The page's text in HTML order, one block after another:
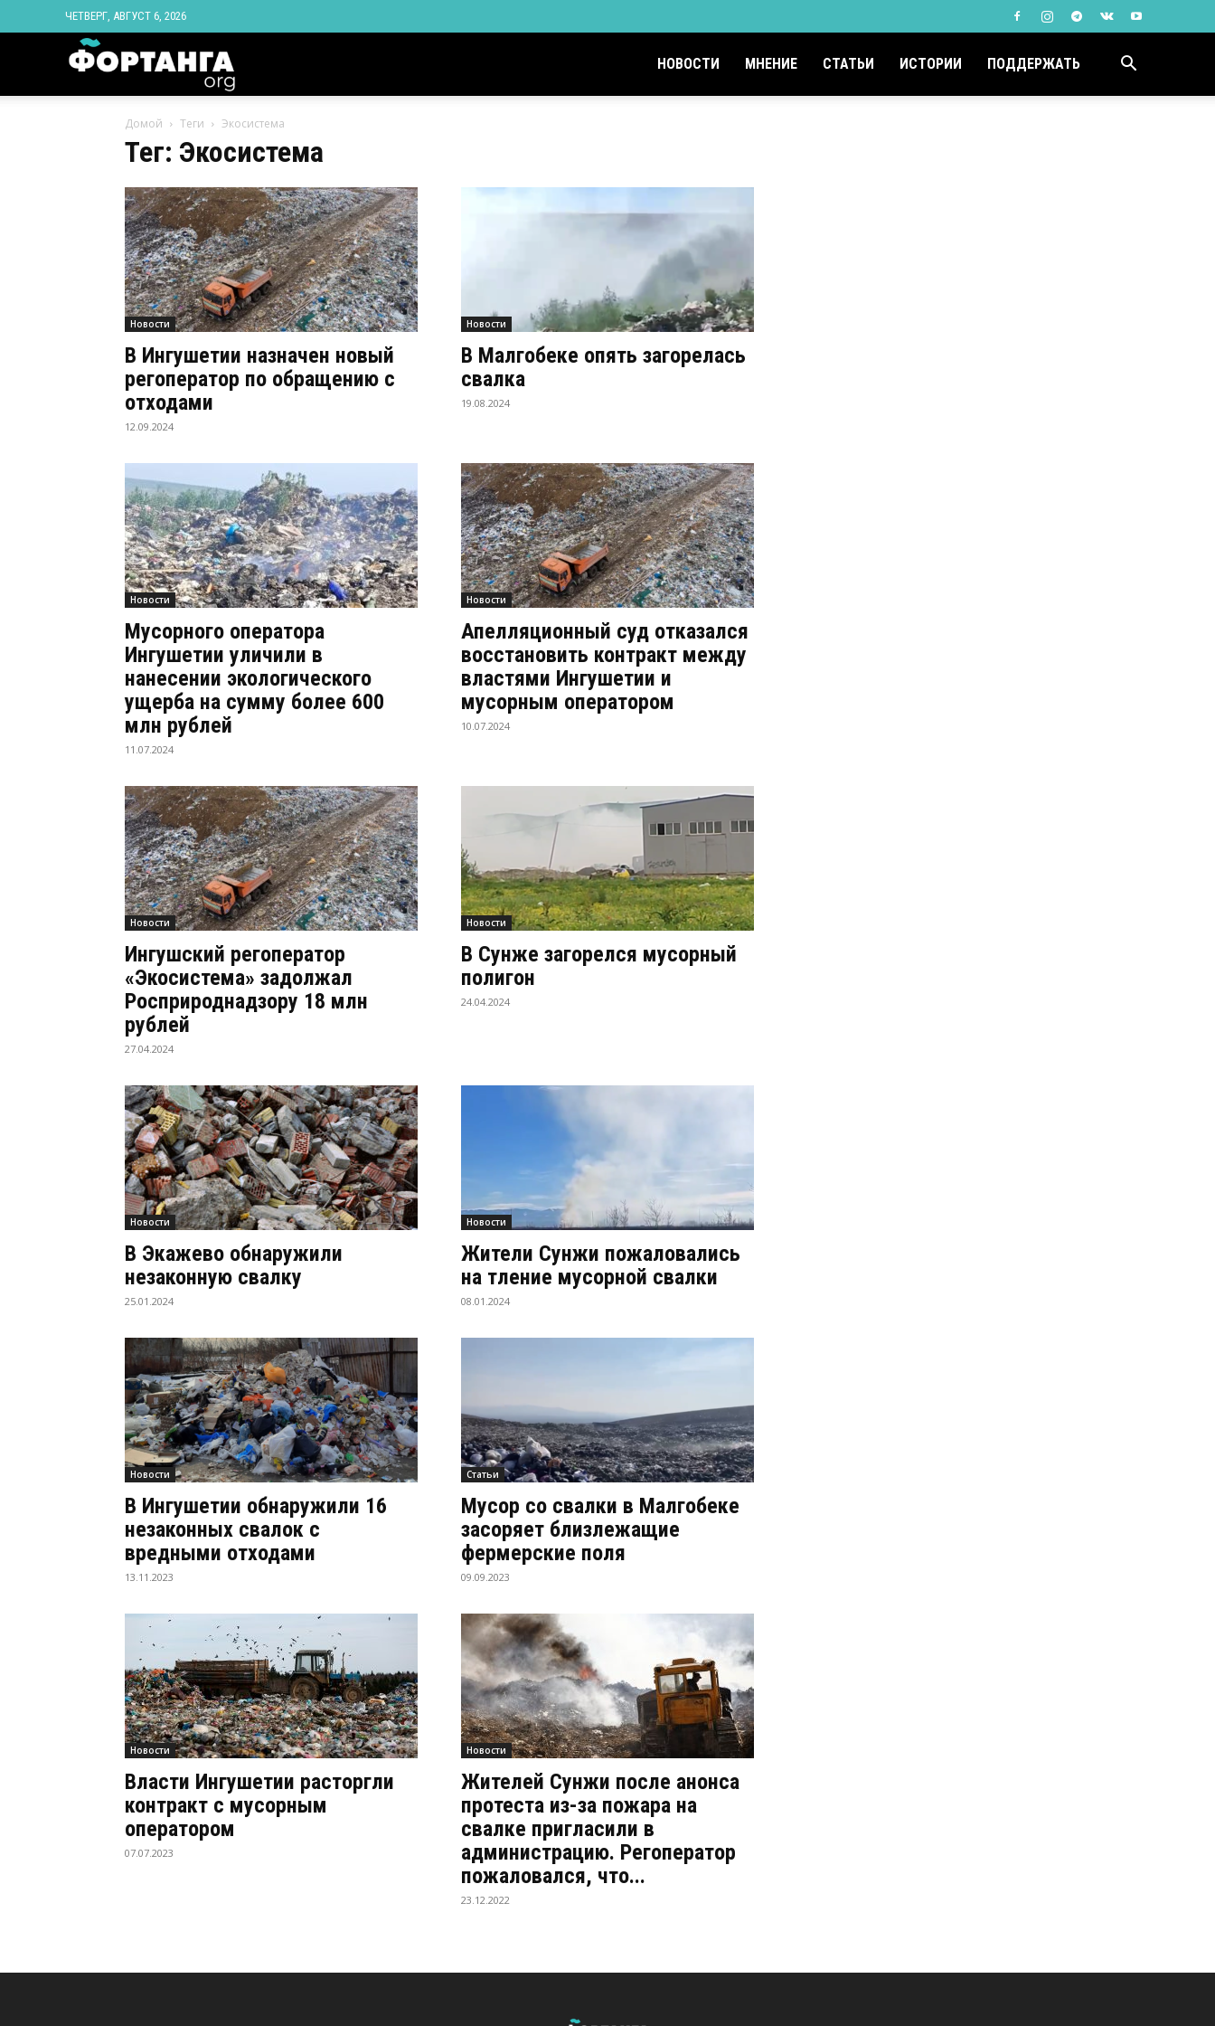
ЧЕТВЕРГ, АВГУСТ 6, 2026
Ингушетии
Фортанга
орг
НОВОСТИ МНЕНИЕ СТАТЬИ ИСТОРИИ ПОДДЕРЖАТЬ
Домой Теги Экосистема
Тег: Экосистема
Новости
В Ингушетии назначен новый
регоператор по обращению с
отходами
12.09.2024
Новости
В Малгобеке опять загорелась
свалка
19.08.2024
Новости
Мусорного оператора
Ингушетии уличили в
нанесении экологического
ущерба на сумму более 600
млн рублей
11.07.2024
Новости
Апелляционный суд отказался
восстановить контракт между
властями Ингушетии и
мусорным оператором
10.07.2024
Новости
Ингушский регоператор
«Экосистема» задолжал
Росприроднадзору 18 млн
рублей
27.04.2024
Новости
В Сунже загорелся мусорный
полигон
24.04.2024
Новости
В Экажево обнаружили
незаконную свалку
25.01.2024
Новости
Жители Сунжи пожаловались
на тление мусорной свалки
08.01.2024
Новости
В Ингушетии обнаружили 16
незаконных свалок с
вредными отходами
13.11.2023
Статьи
Мусор со свалки в Малгобеке
засоряет близлежащие
фермерские поля
09.09.2023
Новости
Власти Ингушетии расторгли
контракт с мусорным
оператором
07.07.2023
Новости
Жителей Сунжи после анонса
протеста из-за пожара на
свалке пригласили в
администрацию. Регоператор
пожаловался, что...
23.12.2022